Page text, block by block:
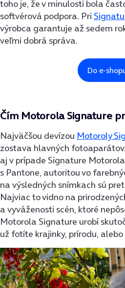
toho je, že v minulosti bola
softvérová podpora. Pri
výrobca garantuje až sedem
veľmi dobrá správa.
Čím Motorola Signature
Najväčšou devízou Motoroly
zostava hlavných
aj v prípade Signature
s Pantone, autoritou vo
na výsledných snímkach sú
Najviac to vidno na
a vyváženosti scén, ktoré
Motorola Signature urobí
už fotíte krajinky, prírodu,